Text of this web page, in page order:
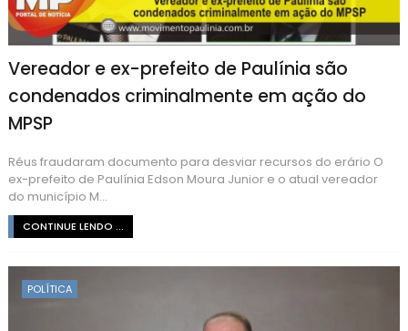
Vereador e ex-prefeito de Paulínia são
condenados criminalmente em ação do
MPSP
Réus fraudaram documento para desviar recursos do erário O
ex-prefeito de Paulínia Edson Moura Junior e o atual vereador
do município M...
CONTINUE LENDO ...
POLÍTICA